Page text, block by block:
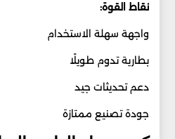
نقاط القوة:
واجهة سهلة الاستخدام
بطارية تدوم طويلًا
دعم تحديثات جيد
جودة تصنيع ممتازة